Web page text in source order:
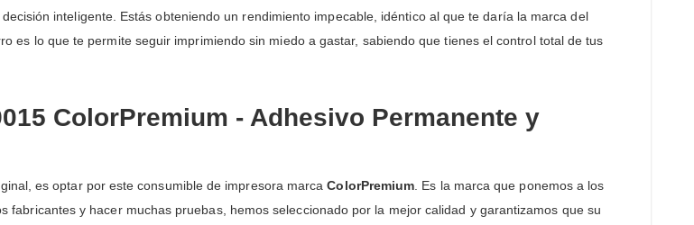
inteligente. Estás obteniendo un rendimiento impecable, idéntico al que te daría la marca del
es lo que te permite seguir imprimiendo sin miedo a gastar, sabiendo que tienes el control total de tus
ColorPremium - Adhesivo Permanente y
es optar por este consumible de impresora marcaColorPremium . Es la marca que ponemos a los
y hacer muchas pruebas, hemos seleccionado por la mejor calidad y garantizamos que su